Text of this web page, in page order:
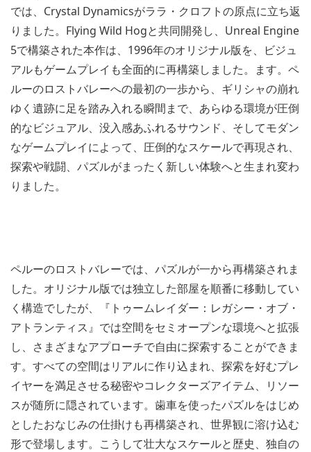
では、Crystal Dynamicsがララ・クロフトの原点に立ち返
りました。Flying Wild Hogと共同開発し、Unreal Engine
5で構築された本作は、1996年のオリジナル版を、ビジュ
アルもゲームプレイも全面的に再構築しました。ます。ペ
ルーのロストバレーへの最初の一歩から、ギリシャの崩れ
ゆく遺跡に足を踏み入れる瞬間まで、あらゆる環境が圧倒
的なビジュアル、没入感あふれるサウンド、そしてモダン
なゲームプレイによって、圧倒的なスケールで再現され、
探索や戦闘、パズルがまったく新しい体験へと生まれ変わ
りました。
ペルーのロストバレーでは、パズルが一から再構築されま
した。オリジナル版では独立した部屋を順番に移動してい
く構造でしたが、『トゥームレイダー：レガシー・オブ・
アトランティス』では空間をセミオープンな環境へと拡張
し、さまざまなアプローチで自由に探索することができま
す。すべての空間はリアルに作り込まれ、探索を好むプレ
イヤーを満足させる秘密やコレクターズアイテム、リソー
スが随所に隠されています。歯車を使ったパズルをはじめ
としたおなじみの仕掛けも再構築され、世界観に溶け込む
形で登場します。こうして壮大なスケールと歴史、独自の